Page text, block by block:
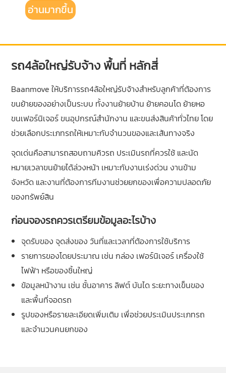
อ่านมากขึ้น
รถ4ล้อใหญ่รับจ้าง พื้นที่ หลักสี่
Baanmove ให้บริการรถ4ล้อใหญ่รับจ้างสำหรับลูกค้าที่ต้องการ
ขนย้ายของอย่างเป็นระบบ ทั้งงานย้ายบ้าน ย้ายคอนโด ย้ายหอ
ขนเฟอร์นิเจอร์ ขนอุปกรณ์สำนักงาน และขนส่งสินค้าทั่วไทย โดย
ช่วยเลือกประเภทรถให้เหมาะกับจำนวนของและเส้นทางจริง
จุดเด่นคือสามารถสอบถามคิวรถ ประเมินรถที่ควรใช้ และนัด
หมายเวลาขนย้ายได้ล่วงหน้า เหมาะกับงานเร่งด่วน งานข้าม
จังหวัด และงานที่ต้องการทีมงานช่วยยกของเพื่อความปลอดภัย
ของทรัพย์สิน
ก่อนจองรถควรเตรียมข้อมูลอะไรบ้าง
จุดรับของ จุดส่งของ วันที่และเวลาที่ต้องการใช้บริการ
รายการของโดยประมาณ เช่น กล่อง เฟอร์นิเจอร์ เครื่องใช้
ไฟฟ้า หรือของชิ้นใหญ่
ข้อมูลหน้างาน เช่น ชั้นอาคาร ลิฟต์ บันได ระยะทางเข็นของ
และพื้นที่จอดรถ
รูปของหรือรายละเอียดเพิ่มเติม เพื่อช่วยประเมินประเภทรถ
และจำนวนคนยกของ